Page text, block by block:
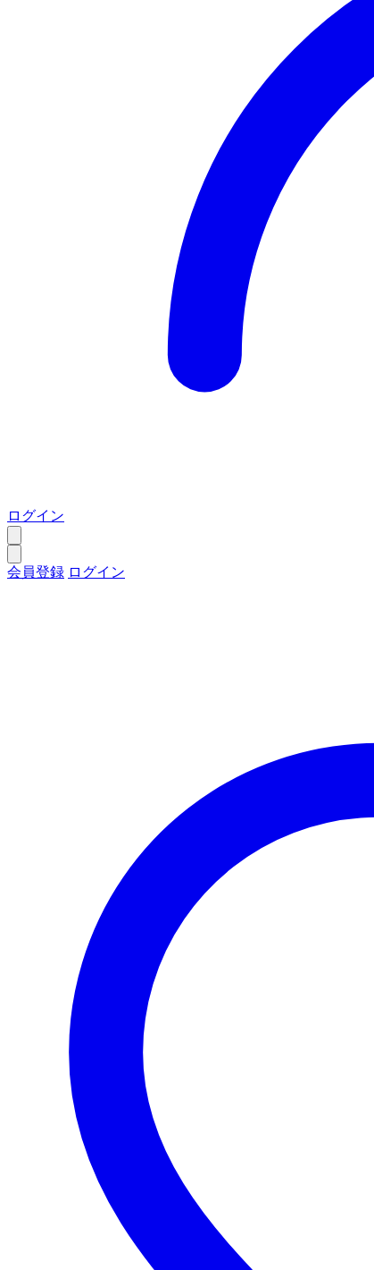
ログイン
会員登録 ログイン